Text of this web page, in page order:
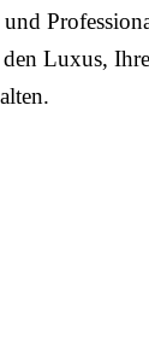
Luxus,